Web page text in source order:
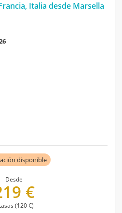
Italia desde Marsella
disponible
Desde
€
(120 €)